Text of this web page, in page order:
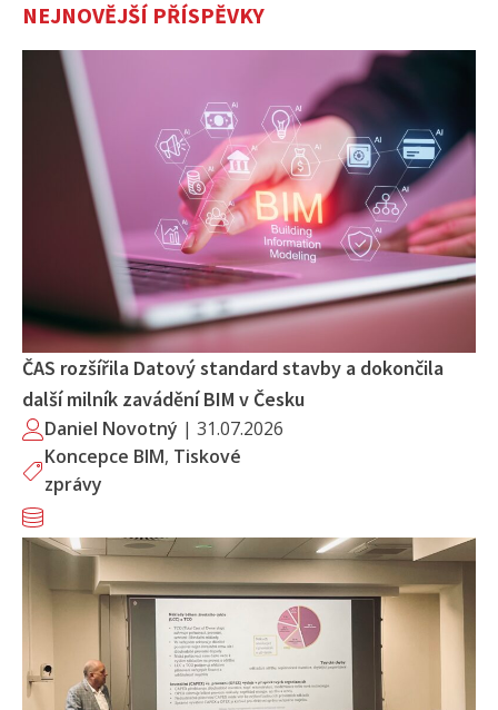
NEJNOVĚJŠÍ PŘÍSPĚVKY
ČAS rozšířila Datový standard stavby a dokončila
další milník zavádění BIM v Česku
Daniel Novotný | 31.07.2026
Koncepce BIM, Tiskové
zprávy